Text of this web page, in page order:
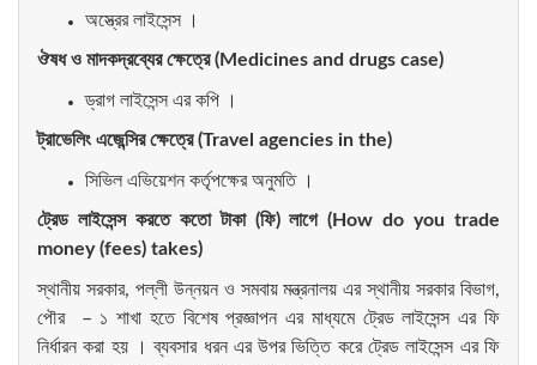
অস্ত্রের লাইসেন্স ।
ঔষধ ও মাদকদ্রব্যের ক্ষেত্রে(Medicines and drugs case)
ড্রাগ লাইসেন্স এর কপি ।
ট্রাভেলিং এজেন্সির ক্ষেত্রে(Travel agencies in the)
সিভিল এভিয়েশন কর্তৃপক্ষের অনুমতি ।
ট্রেড লাইসেন্স করতে কতো টাকা(ফি)লাগে(How do you trade
money (fees) takes)
স্থানীয় সরকার, পল্লী উন্নয়ন ও সমবায় মন্ত্রনালয় এর স্থানীয় সরকার বিভাগ,
পৌর – ১ শাখা হতে বিশেষ প্রজ্ঞাপন এর মাধ্যমে ট্রেড লাইসেন্স এর ফি
নির্ধারন করা হয় । ব্যবসার ধরন এর উপর ভিত্তি করে ট্রেড লাইসেন্স এর ফি